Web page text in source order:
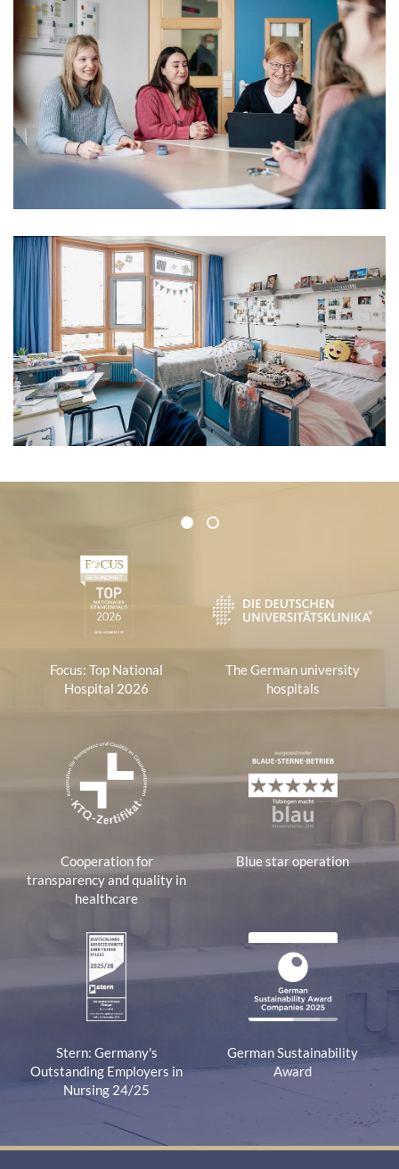
Certificates and Associations
1 2
Focus: Top National
Hospital 2026
The German university
hospitals
Cooperation for
transparency and quality in
healthcare
Blue star operation
Stern: Germany's
Outstanding Employers in
Nursing 24/25
German Sustainability
Award